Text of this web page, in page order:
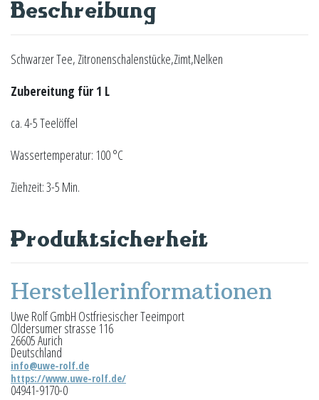
Beschreibung
Schwarzer Tee, Zitronenschalenstücke,Zimt,Nelken
Zubereitung für 1 L
ca. 4-5 Teelöffel
Wassertemperatur: 100 °C
Ziehzeit: 3-5 Min.
Produktsicherheit
Herstellerinformationen
Uwe Rolf GmbH Ostfriesischer Teeimport
Oldersumer strasse 116
26605 Aurich
Deutschland
info@uwe-rolf.de
https://www.uwe-rolf.de/
04941-9170-0